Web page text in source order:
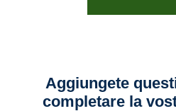
Aggiungete
completare la